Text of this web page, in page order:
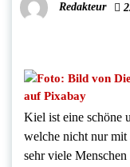
Redakteur
Kiel ist eine schöne
welche nicht nur mit
sehr viele